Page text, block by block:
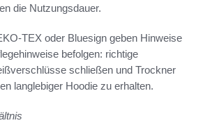
die Nutzungsdauer.
TEX oder Bluesign geben Hinweise
befolgen: richtige
schließen und Trockner
langlebiger Hoodie zu erhalten.